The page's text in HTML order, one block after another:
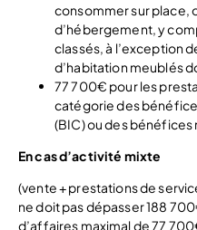
consommer sur place,
d’hébergement, y
classés, à l’exception
d’habitation meublés
77 700€ pour les
catégorie des
(BIC) ou des bénéfices
En cas d’activité mixte
(vente + prestations de
ne doit pas dépasser 188
d’affaires maximal de 77